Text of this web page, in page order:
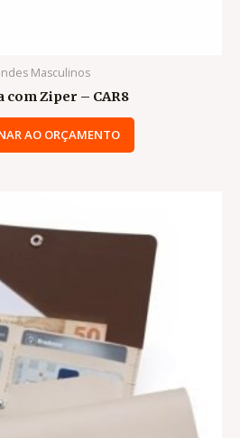
Masculinos
com Ziper – CAR8
AO ORÇAMENTO